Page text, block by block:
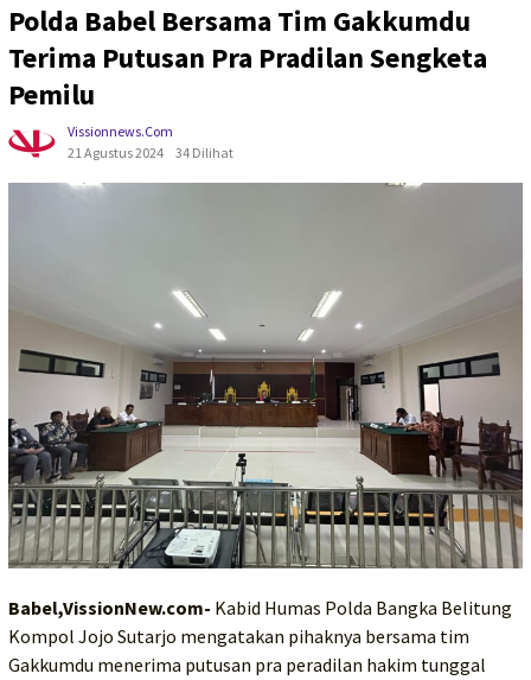
Polda Babel Bersama Tim Gakkumdu
Terima Putusan Pra Pradilan Sengketa
Pemilu
Vissionnews.com
21 Agustus 2024
34 Dilihat
Babel,VissionNew.com- Kabid Humas Polda Bangka Belitung
Kompol Jojo Sutarjo mengatakan pihaknya bersama tim
Gakkumdu menerima putusan pra peradilan hakim tunggal